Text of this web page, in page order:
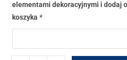
elementami dekoracyjnymi i dodaj
koszyka *